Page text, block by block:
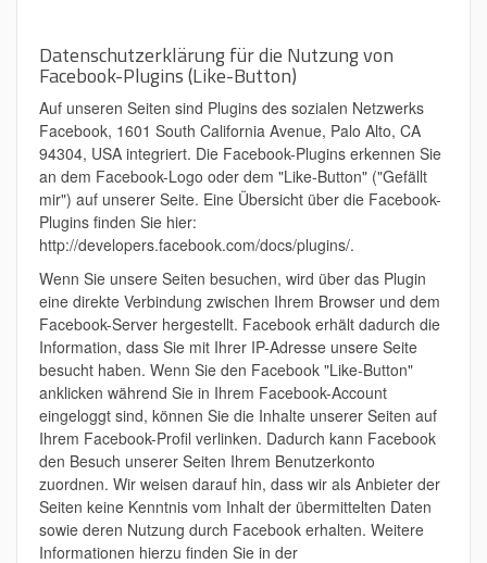
Datenschutzerklärung für die Nutzung von
Facebook-Plugins (Like-Button)
Auf unseren Seiten sind Plugins des sozialen Netzwerks
Facebook, 1601 South California Avenue, Palo Alto, CA
94304, USA integriert. Die Facebook-Plugins erkennen Sie
an dem Facebook-Logo oder dem "Like-Button" ("Gefällt
mir") auf unserer Seite. Eine Übersicht über die Facebook-
Plugins finden Sie hier:
http://developers.facebook.com/docs/plugins/.
Wenn Sie unsere Seiten besuchen, wird über das Plugin
eine direkte Verbindung zwischen Ihrem Browser und dem
Facebook-Server hergestellt. Facebook erhält dadurch die
Information, dass Sie mit Ihrer IP-Adresse unsere Seite
besucht haben. Wenn Sie den Facebook "Like-Button"
anklicken während Sie in Ihrem Facebook-Account
eingeloggt sind, können Sie die Inhalte unserer Seiten auf
Ihrem Facebook-Profil verlinken. Dadurch kann Facebook
den Besuch unserer Seiten Ihrem Benutzerkonto
zuordnen. Wir weisen darauf hin, dass wir als Anbieter der
Seiten keine Kenntnis vom Inhalt der übermittelten Daten
sowie deren Nutzung durch Facebook erhalten. Weitere
Informationen hierzu finden Sie in der